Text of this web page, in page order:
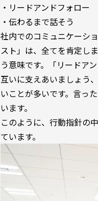
・リードアンドフォロー
・伝わるまで話そう
社内でのコミュニケーシ
スト」は、全てを肯定し
う意味です。「リードア
互いに支えあいましょう
いことが多いです。言っ
います。
このように、行動指針の
ています。